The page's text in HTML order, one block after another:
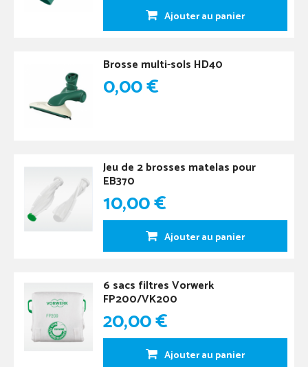
Ajouter au panier
Brosse multi-sols HD40
0,00 €
Jeu de 2 brosses matelas pour
EB370
10,00 €
Ajouter au panier
6 sacs filtres Vorwerk
FP200/VK200
20,00 €
Ajouter au panier